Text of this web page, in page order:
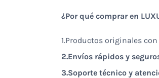
¿Por qué comprar en
1.Productos originales con
2.Envíos rápidos y
3.Soporte técnico y